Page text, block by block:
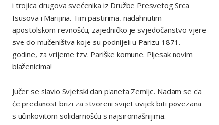
i trojica drugova svećenika iz Družbe Presvetog Srca
Isusova i Marijina. Tim pastirima, nadahnutim
apostolskom revnošću, zajedničko je svjedočanstvo vjere
sve do mučeništva koje su podnijeli u Parizu 1871.
godine, za vrijeme tzv. Pariške komune. Pljesak novim
blaženicima!
Jučer se slavio Svjetski dan planeta Zemlje. Nadam se da
će predanost brizi za stvoreni svijet uvijek biti povezana
s učinkovitom solidarnošću s najsiromašnijima.